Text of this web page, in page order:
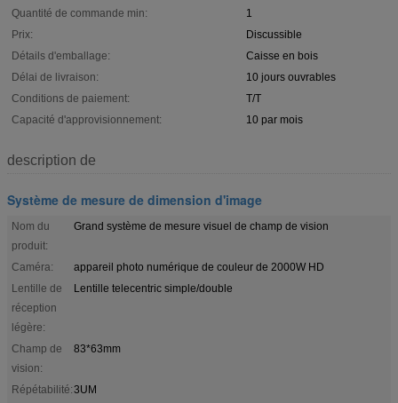
Quantité de commande min:
1
Prix:
Discussible
Détails d'emballage:
Caisse en bois
Délai de livraison:
10 jours ouvrables
Conditions de paiement:
T/T
Capacité d'approvisionnement:
10 par mois
description de
Système de mesure de dimension d'image
Nom du
produit:
Grand système de mesure visuel de champ de vision
Caméra:
appareil photo numérique de couleur de 2000W HD
Lentille de
réception
légère:
Lentille telecentric simple/double
Champ de
vision:
83*63mm
Répétabilité:3UM